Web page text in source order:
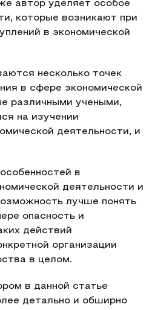
автор уделяет особое
которые возникают при
в экономической
несколько точек
в сфере экономической
различными учеными,
на изучении
деятельности, и
в
деятельности и
лучше понять
опасность и
действий
организации
в целом.
в данной статье
детально и обширно